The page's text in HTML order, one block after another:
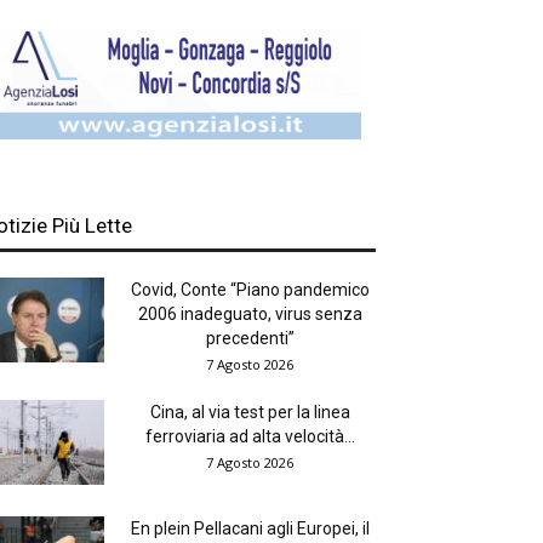
Più Lette
Covid, Conte “Piano pandemico
2006 inadeguato, virus senza
precedenti”
7 Agosto 2026
Cina, al via test per la linea
ferroviaria ad alta velocità...
7 Agosto 2026
En plein Pellacani agli Europei, il